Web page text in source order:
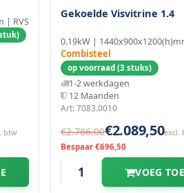
| RVS
btw
Gekoelde Visvitrine 1.4
Combisteel
op voorraad (3 stuks)
1-2 werkdagen
12 Maanden
Art: 7083.0010
€2.786,00€2.089,50excl.
Bespaar €696,50
VOEG TOE